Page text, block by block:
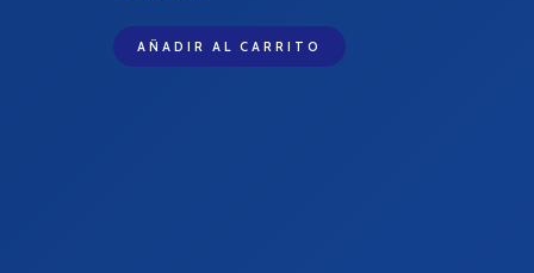
AÑADIR AL CARRITO